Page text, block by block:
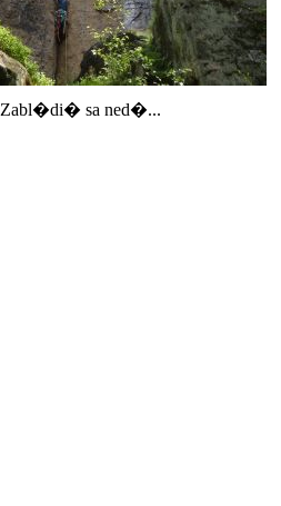
Zabl�di� sa ned�...